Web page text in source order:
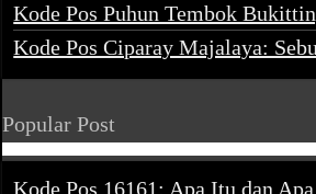
Kode Pos Puhun Tembok
Kode Pos Ciparay Majalaya:
Popular Post
Kode Pos 16161: Apa Itu dan